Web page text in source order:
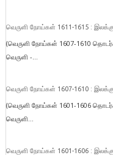
வெருளி நோய்கள் 1611-1615 :
(வெருளி நோய்கள் 1607-1610
வெருளி -...
வெருளி நோய்கள் 1607-1610 :
(வெருளி நோய்கள் 1601-1606
வெருளி...
வெருளி நோய்கள் 1601-1606 :